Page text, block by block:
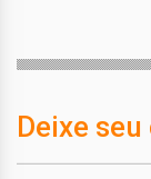
Deixe